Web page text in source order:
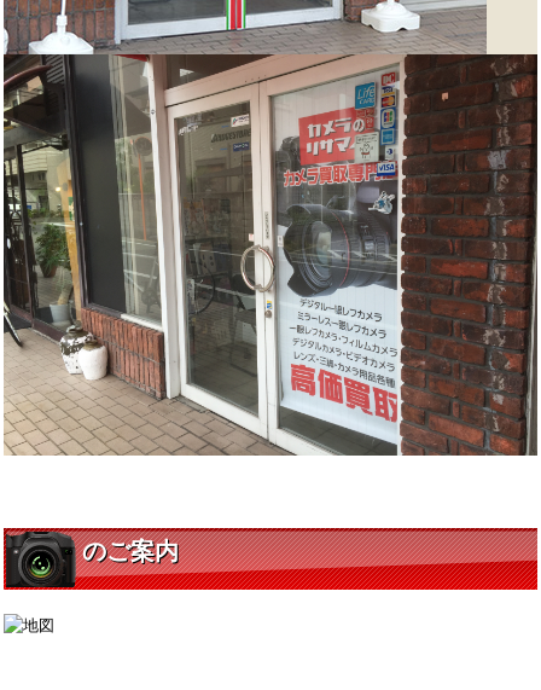
のご案内